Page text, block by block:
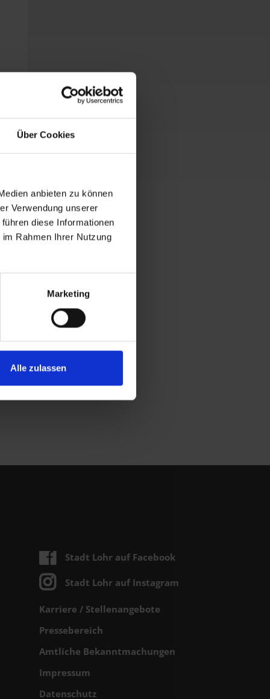
Über Cookies
anbieten zu können
Verwendung unserer
diese Informationen
Rahmen Ihrer Nutzung
Marketing
Alle zulassen
Stadt Lohr auf Facebook
Stadt Lohr auf Instagram
Karriere / Stellenangebote
Pressebereich
Amtliche Bekanntmachungen
Impressum
Datenschutz